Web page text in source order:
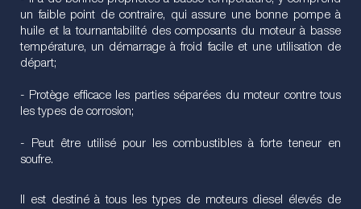
un faible point de contraire, qui assure une bonne pompe à
huile et la tournantabilité des composants du moteur à basse
température, un démarrage à froid facile et une utilisation de
départ;
- Protège efficace les parties séparées du moteur contre tous
les types de corrosion;
- Peut être utilisé pour les combustibles à forte teneur en
soufre.
Il est destiné à tous les types de moteurs diesel élevés de